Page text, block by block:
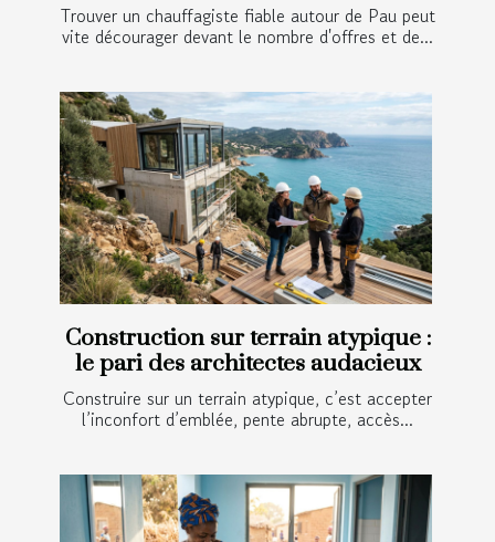
Trouver un chauffagiste fiable autour de Pau peut
vite décourager devant le nombre d'offres et de...
Construction sur terrain atypique :
le pari des architectes audacieux
Construire sur un terrain atypique, c’est accepter
l’inconfort d’emblée, pente abrupte, accès...